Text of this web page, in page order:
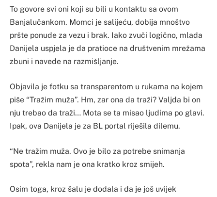
To govore svi oni koji su bili u kontaktu sa ovom
Banjalučankom. Momci je salijeću, dobija mnoštvo
pršte ponude za vezu i brak. Iako zvuči logično, mlada
Danijela uspjela je da pratioce na društvenim mrežama
zbuni i navede na razmišljanje.
Objavila je fotku sa transparentom u rukama na kojem
piše “Tražim muža”. Hm, zar ona da traži? Valjda bi on
nju trebao da traži… Mota se ta misao ljudima po glavi.
Ipak, ova Danijela je za BL portal riješila dilemu.
“Ne tražim muža. Ovo je bilo za potrebe snimanja
spota”, rekla nam je ona kratko kroz smijeh.
Osim toga, kroz šalu je dodala i da je još uvijek